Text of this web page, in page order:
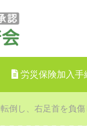
労災保険加入手
転倒し、右足首を負傷